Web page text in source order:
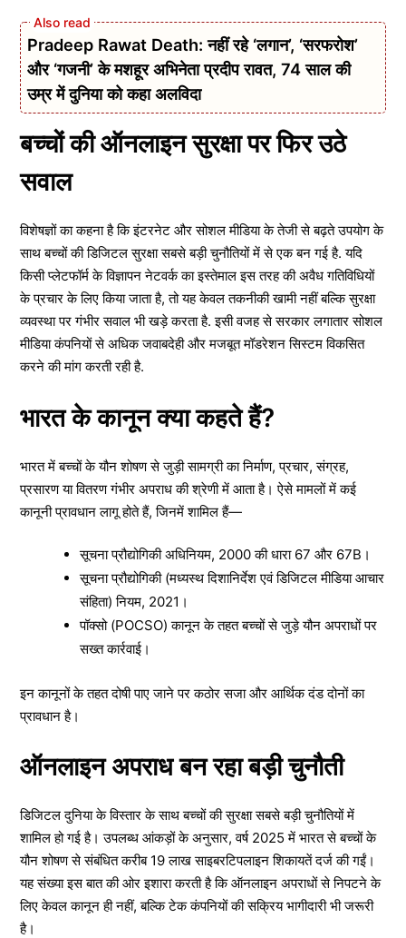
Pradeep Rawat Death: नहीं रहे ‘लगान’, ‘सरफरोश’
और ‘गजनी’ के मशहूर अभिनेता प्रदीप रावत, 74 साल की
उम्र में दुनिया को कहा अलविदा
बच्चों की ऑनलाइन सुरक्षा पर फिर उठे
सवाल
विशेषज्ञों का कहना है कि इंटरनेट और सोशल मीडिया के तेजी से बढ़ते उपयोग के
साथ बच्चों की डिजिटल सुरक्षा सबसे बड़ी चुनौतियों में से एक बन गई है. यदि
किसी प्लेटफॉर्म के विज्ञापन नेटवर्क का इस्तेमाल इस तरह की अवैध गतिविधियों
के प्रचार के लिए किया जाता है, तो यह केवल तकनीकी खामी नहीं बल्कि सुरक्षा
व्यवस्था पर गंभीर सवाल भी खड़े करता है. इसी वजह से सरकार लगातार सोशल
मीडिया कंपनियों से अधिक जवाबदेही और मजबूत मॉडरेशन सिस्टम विकसित
करने की मांग करती रही है.
भारत के कानून क्या कहते हैं?
भारत में बच्चों के यौन शोषण से जुड़ी सामग्री का निर्माण, प्रचार, संग्रह,
प्रसारण या वितरण गंभीर अपराध की श्रेणी में आता है। ऐसे मामलों में कई
कानूनी प्रावधान लागू होते हैं, जिनमें शामिल हैं—
सूचना प्रौद्योगिकी अधिनियम, 2000 की धारा 67 और 67B।
सूचना प्रौद्योगिकी (मध्यस्थ दिशानिर्देश एवं डिजिटल मीडिया आचार
संहिता) नियम, 2021।
पॉक्सो (POCSO) कानून के तहत बच्चों से जुड़े यौन अपराधों पर
सख्त कार्रवाई।
इन कानूनों के तहत दोषी पाए जाने पर कठोर सजा और आर्थिक दंड दोनों का
प्रावधान है।
ऑनलाइन अपराध बन रहा बड़ी चुनौती
डिजिटल दुनिया के विस्तार के साथ बच्चों की सुरक्षा सबसे बड़ी चुनौतियों में
शामिल हो गई है। उपलब्ध आंकड़ों के अनुसार, वर्ष 2025 में भारत से बच्चों के
यौन शोषण से संबंधित करीब 19 लाख साइबरटिपलाइन शिकायतें दर्ज की गईं।
यह संख्या इस बात की ओर इशारा करती है कि ऑनलाइन अपराधों से निपटने के
लिए केवल कानून ही नहीं, बल्कि टेक कंपनियों की सक्रिय भागीदारी भी जरूरी
है।